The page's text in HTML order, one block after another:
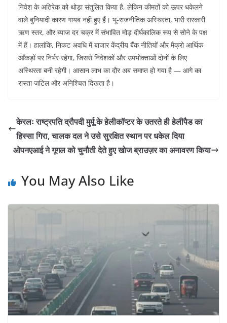
निवेश के अतिरेक को थोड़ा संतुलित किया है, लेकिन कीमतों को ऊपर धकेलने
वाले बुनियादी कारण गायब नहीं हुए हैं। भू-राजनीतिक अस्थिरता, भारी सरकारी
ऋण स्तर, और ब्याज दर चक्र में संभावित मोड़ दीर्घकालिक रूप से सोने के पक्ष
में हैं। हालांकि, निकट अवधि में बाजार केंद्रीय बैंक नीतियों और मैक्रो आर्थिक
आँकड़ों पर निर्भर रहेगा, जिससे निवेशकों और उपभोक्ताओं दोनों के लिए
अस्थिरता बनी रहेगी। आसान लाभ का दौर अब समाप्त हो गया है — आगे का
रास्ता जटिल और अनिश्चित दिखता है।
केरलः राष्ट्रपति द्रौपदी मुर्मू के हेलीकॉप्टर के उतरते ही हेलीपैड का
हिस्सा गिरा, चालक दल ने उसे सुरक्षित स्थान पर धकेल दिया
ओपनएआई ने गूगल को चुनौती देते हुए खोज ब्राउज़र का अनावरण किया
You May Also Like